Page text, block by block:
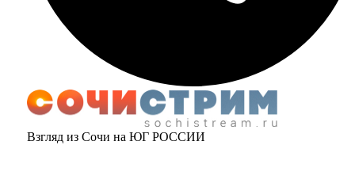
Взгляд из Сочи на ЮГ РОССИИ